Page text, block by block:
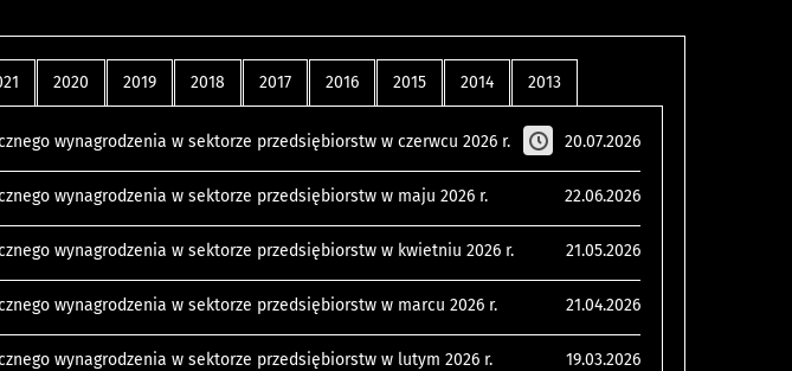
2020 2019 2018 2017 2016 2015 2014 2013
20.07.2026
wynagrodzenia w sektorze przedsiębiorstw w czerwcu 2026 r.
22.06.2026
wynagrodzenia w sektorze przedsiębiorstw w maju 2026 r.
21.05.2026
wynagrodzenia w sektorze przedsiębiorstw w kwietniu 2026 r.
21.04.2026
wynagrodzenia w sektorze przedsiębiorstw w marcu 2026 r.
19.03.2026
wynagrodzenia w sektorze przedsiębiorstw w lutym 2026 r.